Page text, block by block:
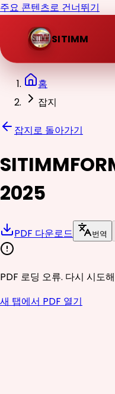
주요 콘텐츠로 건너뛰기
SITIMM
홈
잡지
잡지로 돌아가기
2025
PDF 다운로드 번역
PDF 로딩 오류. 다시 시도
새 탭에서 PDF 열기